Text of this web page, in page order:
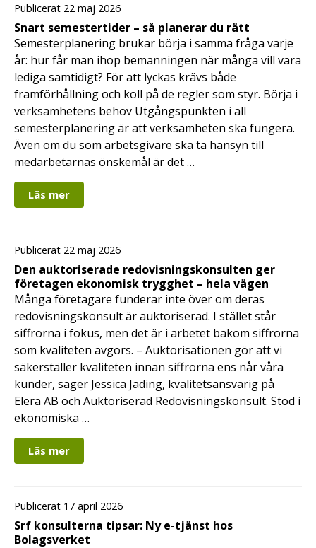
Publicerat 22 maj 2026
Snart semestertider – så planerar du rätt
Semesterplanering brukar börja i samma fråga varje
år: hur får man ihop bemanningen när många vill vara
lediga samtidigt? För att lyckas krävs både
framförhållning och koll på de regler som styr. Börja i
verksamhetens behov Utgångspunkten i all
semesterplanering är att verksamheten ska fungera.
Även om du som arbetsgivare ska ta hänsyn till
medarbetarnas önskemål är det …
Läs mer
Publicerat 22 maj 2026
Den auktoriserade redovisningskonsulten ger
företagen ekonomisk trygghet – hela vägen
Många företagare funderar inte över om deras
redovisningskonsult är auktoriserad. I stället står
siffrorna i fokus, men det är i arbetet bakom siffrorna
som kvaliteten avgörs. – Auktorisationen gör att vi
säkerställer kvaliteten innan siffrorna ens når våra
kunder, säger Jessica Jading, kvalitetsansvarig på
Elera AB och Auktoriserad Redovisningskonsult. Stöd i
ekonomiska …
Läs mer
Publicerat 17 april 2026
Srf konsulterna tipsar: Ny e-tjänst hos
Bolagsverket